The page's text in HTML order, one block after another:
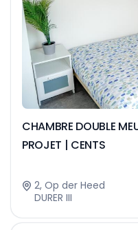
CHAMBRE DOUBLE
PROJET | CENTS
2, Op der Heed
DURER III